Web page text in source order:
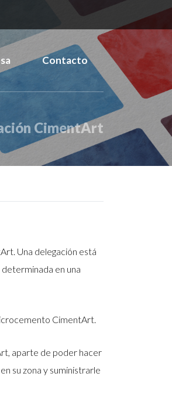
Contacto
CimentArt
Una delegación está
en una
CimentArt.
aparte de poder hacer
su zona y suministrarle